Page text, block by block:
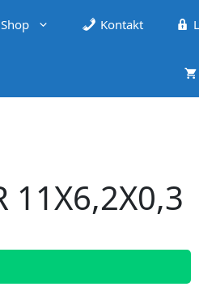
Shop Kontakt
11X6,2X0,3